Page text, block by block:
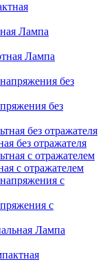
Лампа
Лампа
без
без отражателя
с отражателем
с
Лампа